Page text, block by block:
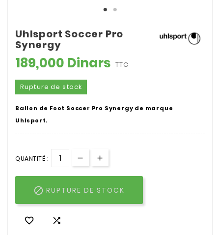
Uhlsport Soccer Pro
Synergy
189,000 Dinars TTC
Rupture de stock
Ballon de Foot Soccer Pro Synergy de marque
Uhlsport.
QUANTITÉ :
 RUPTURE DE STOCK
 